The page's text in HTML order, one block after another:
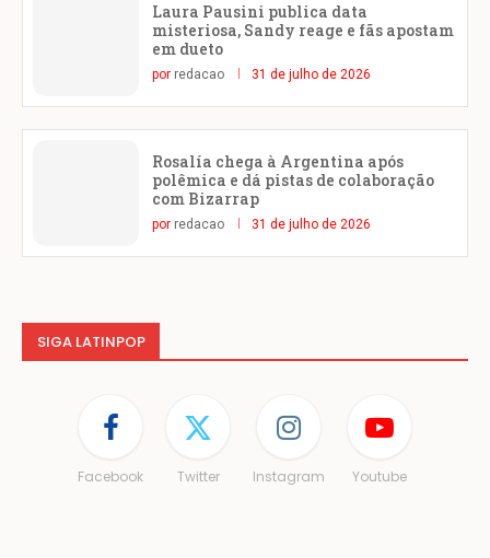
Laura Pausini publica data
misteriosa, Sandy reage e fãs apostam
em dueto
por redacao 31 de julho de 2026
Rosalía chega à Argentina após
polêmica e dá pistas de colaboração
com Bizarrap
por redacao 31 de julho de 2026
SIGA LATINPOP
Facebook Twitter Instagram Youtube